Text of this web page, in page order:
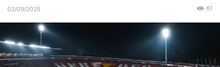
02/09/2025 61